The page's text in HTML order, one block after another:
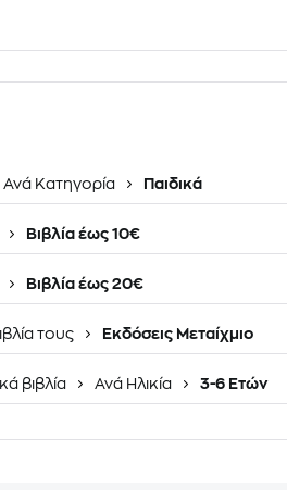
Ανά Κατηγορία Παιδικά
Βιβλία έως 10€
Βιβλία έως 20€
τους Εκδόσεις Μεταίχμιο
βιβλία Ανά Ηλικία 3-6 Ετών